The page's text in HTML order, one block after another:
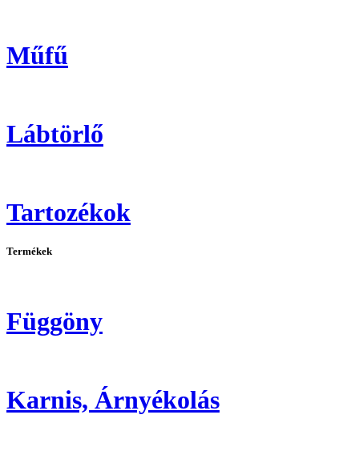
Műfű
Lábtörlő
Tartozékok
Termékek
Függöny
Karnis, Árnyékolás